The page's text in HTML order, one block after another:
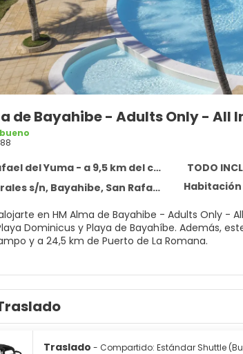
de Bayahibe - Adults Only - All
del Yuma - a 9,5 km del centro
TODO
s/n, Bayahibe, San Rafael del Yuma 23000
en HM Alma de Bayahibe - Adults Only -
de Bayahíbe. Además, este hotel con todo incluido se encuentra a 24,2 km de Puerto deportivo de
y a 24,5 km de Puerto de La Romana.
gratuito.
agradable estancia en una de las 292
de pelo. Entre las comodidades, se
Traslado - Compartido: Estándar Shuttle